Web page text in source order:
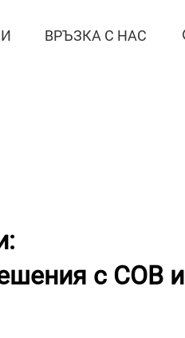
ВРЪЗКА С НАС
с COB и